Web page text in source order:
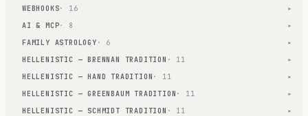
WEBHOOKS· 16 ▾
AI & MCP· 8 ▾
FAMILY ASTROLOGY · 6 ▾
HELLENISTIC — BRENNAN TRADITION · 11 ▾
HELLENISTIC — HAND TRADITION · 11 ▾
HELLENISTIC — GREENBAUM TRADITION · 11 ▾
HELLENISTIC — SCHMIDT TRADITION · 11 ▾